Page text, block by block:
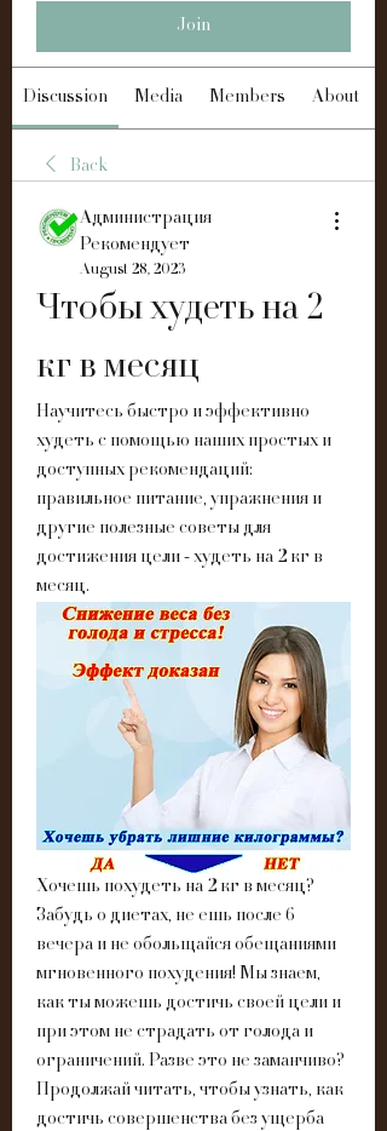
Join
Discussion Media Members About
Back
Администрация
Рекомендует
August 28, 2023
Чтобы худеть на 2
кг в месяц
Научитесь быстро и эффективно
худеть с помощью наших простых и
доступных рекомендаций:
правильное питание, упражнения и
другие полезные советы для
достижения цели - худеть на 2 кг в
месяц.
Хочешь похудеть на 2 кг в месяц?
Забудь о диетах, не ешь после 6
вечера и не обольщайся обещаниями
мгновенного похудения! Мы знаем,
как ты можешь достичь своей цели и
при этом не страдать от голода и
ограничений. Разве это не заманчиво?
Продолжай читать, чтобы узнать, как
достичь совершенства без ущерба